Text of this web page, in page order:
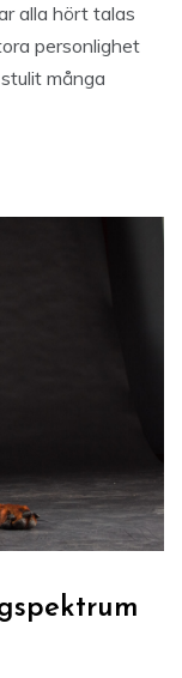
alla hört talas
personlighet
många